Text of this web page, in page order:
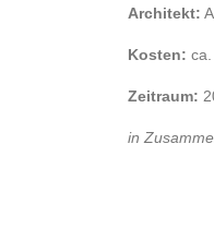
Architekt:
Kosten:
Zeitraum:
in